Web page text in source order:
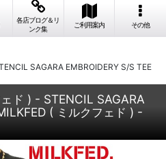
各店ブログ＆リ
ンク集
ご利用案内 その他
SAGARA EMBROIDERY S/S TEE
ド ) - STENCIL SAGARA
( ミルクフェド ) -